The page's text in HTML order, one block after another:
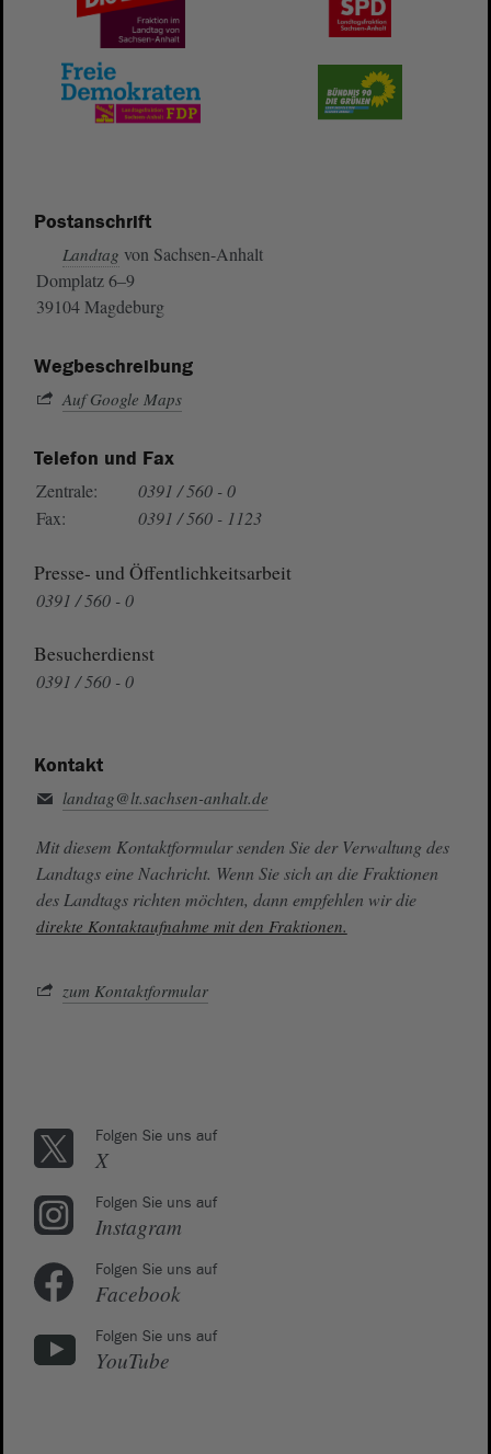
Postanschrift
Landtag von Sachsen-Anhalt
Domplatz 6–9
39104 Magdeburg
Wegbeschreibung
Auf Google Maps
Telefon und Fax
Zentrale:
0391 / 560 - 0
Fax:
0391 / 560 - 1123
Presse- und Öffentlichkeitsarbeit
0391 / 560 - 0
Besucherdienst
0391 / 560 - 0
Kontakt
landtag@lt.sachsen-anhalt.de
Mit diesem Kontaktformular senden Sie der Verwaltung des
Landtags eine Nachricht. Wenn Sie sich an die Fraktionen
des Landtags richten möchten, dann empfehlen wir die
direkte Kontaktaufnahme mit den Fraktionen.
zum Kontaktformular
Folgen Sie uns auf
X
Folgen Sie uns auf
Instagram
Folgen Sie uns auf
Facebook
Folgen Sie uns auf
YouTube